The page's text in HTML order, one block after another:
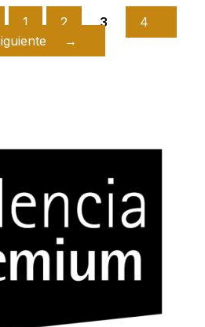
Página
1
Página
2
3
4
→